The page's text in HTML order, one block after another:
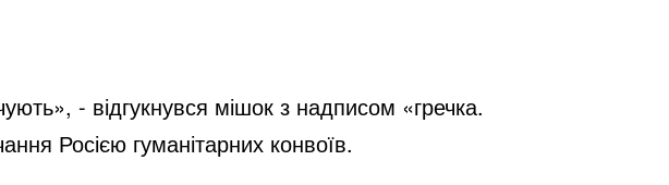
- відгукнувся мішок з надписом «гречка.
Росією гуманітарних конвоїв.